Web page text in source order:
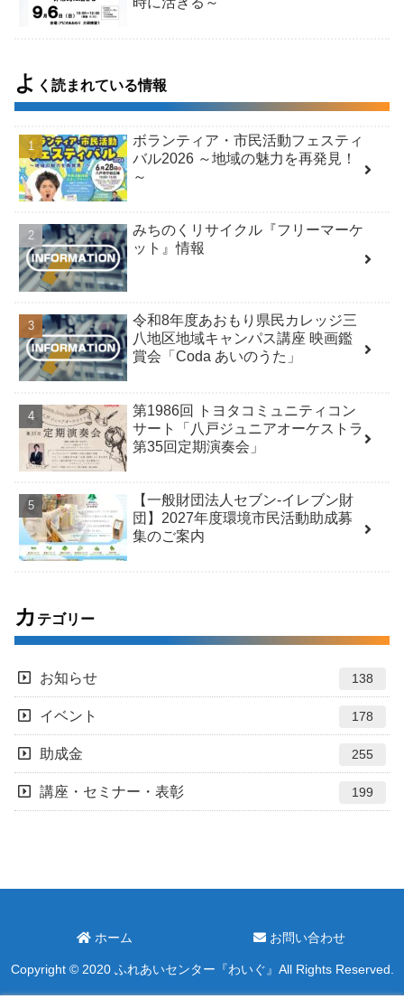
よ く読まれている情報
ボランティア・市民活動フェスティ
バル2026 ～地域の魅力を再発見！
～
みちのくリサイクル『フリーマーケ
ット』情報
令和8年度あおもり県民カレッジ三
八地区地域キャンパス講座 映画鑑
賞会「Coda あいのうた」
第1986回 トヨタコミュニティコン
サート「八戸ジュニアオーケストラ
第35回定期演奏会」
【一般財団法人セブン-イレブン財
団】2027年度環境市民活動助成募
集のご案内
カ テゴリー
お知らせ 138
イベント 178
助成金 255
講座・セミナー・表彰 199
ホーム お問い合わせ
Copyright © 2020 ふれあいセンター『わいぐ』All Rights Reserved.